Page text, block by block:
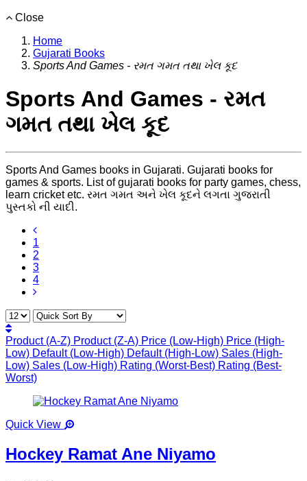
Close
Home
Gujarati Books
Sports And Games - રમત ગમત તથા ખેલ કૂદ
Sports And Games - રમત
ગમત તથા ખેલ કૂદ
Sports And Games books in Gujarati. Gujarati books for
games & sports. List of gujarati books for party games, chess,
learn cricket etc. રમત ગમત અને ખેલ કૂદને લગતા ગુજરાતી
પુસ્તકો ની યાદી.
1
2
3
4
Product (A-Z) Product (Z-A) Price (Low-High) Price (High-
Low) Default (Low-High) Default (High-Low) Sales (High-
Low) Sales (Low-High) Rating (Worst-Best) Rating (Best-
Worst)
Quick View
Hockey Ramat Ane Niyamo